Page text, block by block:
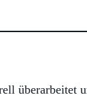
überarbeitet